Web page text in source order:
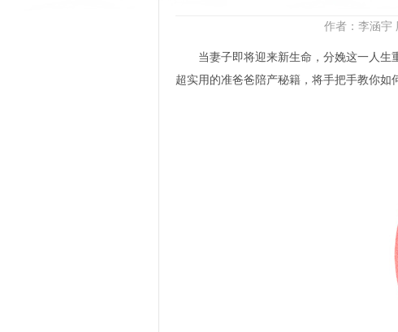
作者：李涵宇
当妻子即将迎来新生命，分娩这一人生重
超实用的准爸爸陪产秘籍，将手把手教你如